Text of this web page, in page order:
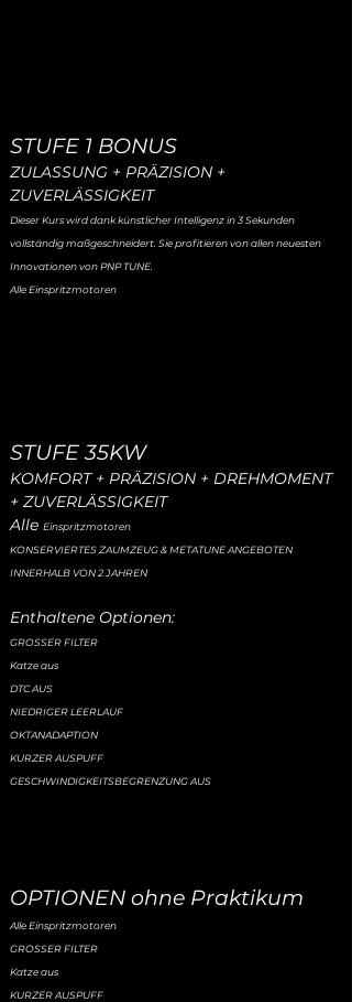
STUFE 1 BONUS
ZULASSUNG + PRÄZISION +
ZUVERLÄSSIGKEIT
Dieser Kurs wird dank künstlicher Intelligenz in 3 Sekunden
vollständig maßgeschneidert. Sie profitieren von allen neuesten
Innovationen von PNP TUNE.
Alle Einspritzmotoren
STUFE 35KW
KOMFORT + PRÄZISION + DREHMOMENT
+ ZUVERLÄSSIGKEIT
Alle Einspritzmotoren
KONSERVIERTES ZAUMZEUG & METATUNE ANGEBOTEN
INNERHALB VON 2 JAHREN
Enthaltene Optionen:
GROSSER FILTER
Katze aus
DTC AUS
NIEDRIGER LEERLAUF
OKTANADAPTION
KURZER AUSPUFF
GESCHWINDIGKEITSBEGRENZUNG AUS
OPTIONEN ohne Praktikum
Alle Einspritzmotoren
GROSSER FILTER
Katze aus
KURZER AUSPUFF